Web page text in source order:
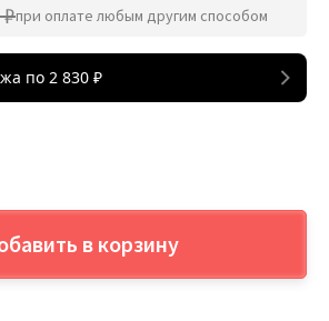
₽при оплате любым другим способом
по 2 830 ₽
в корзину